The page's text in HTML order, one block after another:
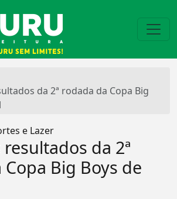
da 2ª rodada da Copa Big
e Lazer
da 2ª
Big Boys de